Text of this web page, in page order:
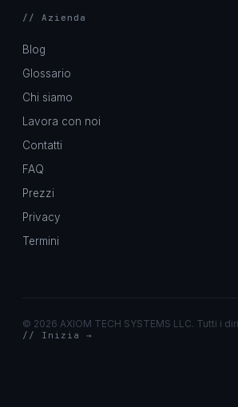
// Azienda
Blog
Glossario
Chi siamo
Lavora con noi
Contatti
FAQ
Prezzi
Privacy
Termini
© 2026 AXIOM TECH SYSTEMS LLC. Tutti i
// Inizia →